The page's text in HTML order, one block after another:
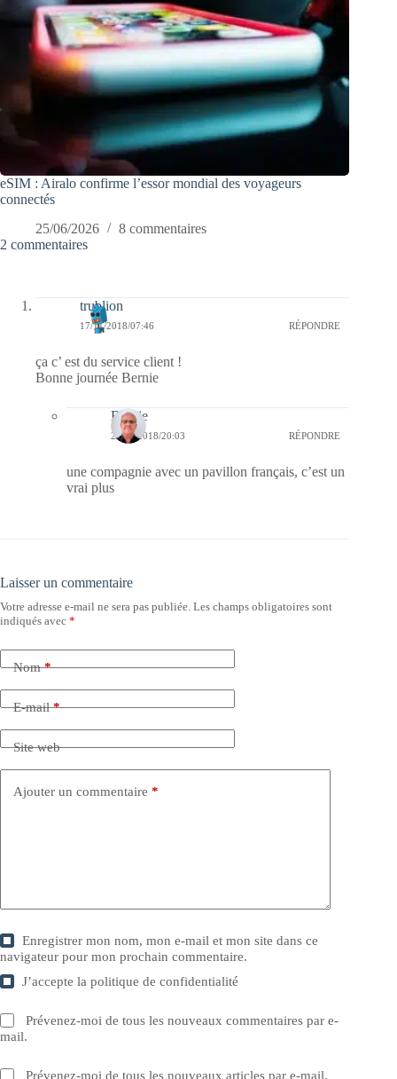
eSIM : Airalo confirme l’essor mondial des voyageurs
connectés
25/06/2026
8 commentaires
2 commentaires
trublion
17/11/2018/07:46 RÉPONDRE
ça c’ est du service client !
Bonne journée Bernie
Bernie
20/11/2018/20:03 RÉPONDRE
une compagnie avec un pavillon français, c’est un
vrai plus
Laisser un commentaire
Votre adresse e-mail ne sera pas publiée. Les champs obligatoires sont
indiqués avec *
Nom*
E-mail*
Site web
Ajouter un commentaire *
Enregistrer mon nom, mon e-mail et mon site dans ce
navigateur pour mon prochain commentaire.
J’accepte lapolitique de confidentialité
Prévenez-moi de tous les nouveaux commentaires par e-
mail.
Prévenez-moi de tous les nouveaux articles par e-mail.